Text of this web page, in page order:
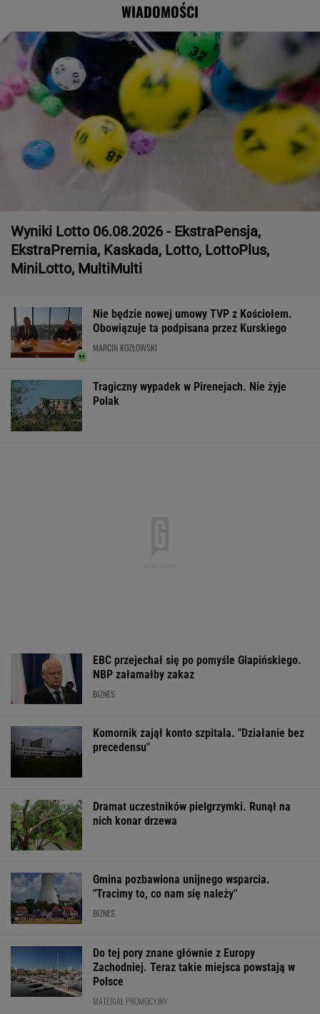
WIADOMOŚCI
Wyniki Lotto 06.08.2026 - EkstraPensja,
EkstraPremia, Kaskada, Lotto, LottoPlus,
MiniLotto, MultiMulti
Nie będzie nowej umowy TVP z Kościołem.
Obowiązuje ta podpisana przez Kurskiego
MARCIN KOZŁOWSKI
Tragiczny wypadek w Pirenejach. Nie żyje
Polak
EBC przejechał się po pomyśle Glapińskiego.
NBP załamałby zakaz
BIZNES
Komornik zajął konto szpitala. "Działanie bez
precedensu"
Dramat uczestników pielgrzymki. Runął na
nich konar drzewa
Gmina pozbawiona unijnego wsparcia.
"Tracimy to, co nam się należy"
BIZNES
Do tej pory znane głównie z Europy
Zachodniej. Teraz takie miejsca powstają w
Polsce
MATERIAŁ PROMOCYJNY